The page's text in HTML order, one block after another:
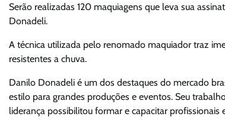
Serão realizadas 120 maquiagens que leva sua
Donadeli.
A técnica utilizada pelo renomado maquiador traz
resistentes a chuva.
Danilo Donadeli é um dos destaques do mercado
estilo para grandes produções e eventos. Seu
liderança possibilitou formar e capacitar